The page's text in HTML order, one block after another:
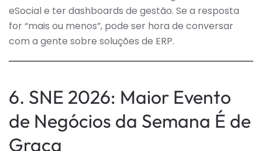
eSocial e ter dashboards de gestão. Se a resposta
for “mais ou menos”, pode ser hora de conversar
com a gente sobre soluções de ERP.
6. SNE 2026: Maior Evento
de Negócios da Semana É de
Graça